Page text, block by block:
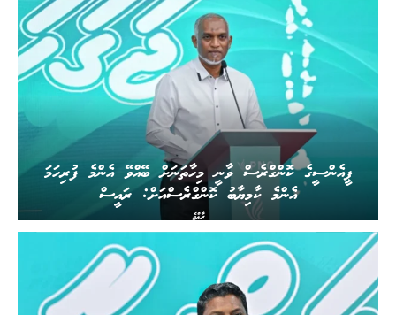
ރާއްޖެ
ޕީއެންސީގެ ކޮންގްރެސް ވާނީ މިހާތަނަށް ބޭއްވޭ އެންމެ ފުރިހަމަ
އެންމެ ކާމިޔާބު ކޮންގްރެސްއަށް: ރައީސް